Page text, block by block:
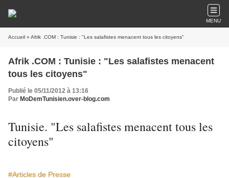
MENU
Accueil » Afrik .COM : Tunisie : "Les salafistes menacent tous les citoyens"
Afrik .COM : Tunisie : "Les salafistes menacent
tous les citoyens"
Publié le 05/11/2012 à 13:16
Par MoDemTunisien.over-blog.com
Tunisie. "Les salafistes menacent tous les
citoyens"
#Articles de Presse